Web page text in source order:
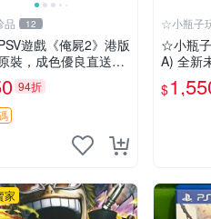
品 12
遊戲《俺屍2》港版
裝，成色優良直送家
俺屍2 PSV 港版 中文
94折
☆小瓶子
☆小瓶
A) 全新
兆力翁
$
家